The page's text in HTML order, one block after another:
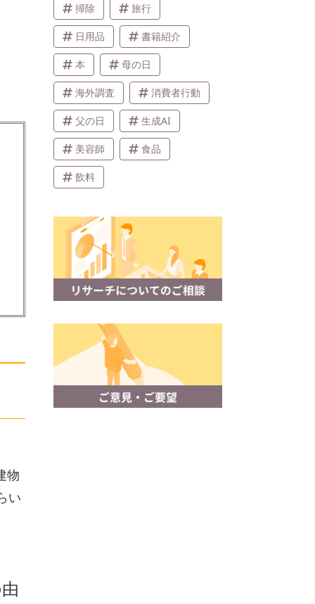
物
い
掃除 旅行
日用品 書籍紹介
本 母の日
海外調査 消費者行動
父の日 生成AI
美容師 食品
飲料